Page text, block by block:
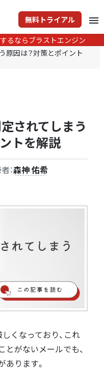
無料トライアル menu
るならブラストエンジン
原因は？対策とポイント
されてしまう
トを解説
：森神 佑希
くなっており、これ
がないメールでも、
ります。